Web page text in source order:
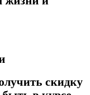
скидку